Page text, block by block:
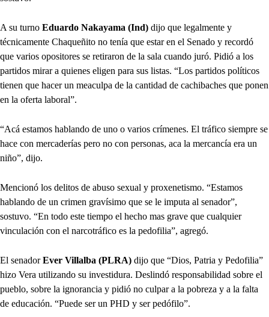
A su turno Eduardo Nakayama (Ind) dijo que legalmente y
técnicamente Chaqueñito no tenía que estar en el Senado y recordó
que varios opositores se retiraron de la sala cuando juró. Pidió a los
partidos mirar a quienes eligen para sus listas. “Los partidos políticos
tienen que hacer un meaculpa de la cantidad de cachibaches que ponen
en la oferta laboral”.
“Acá estamos hablando de uno o varios crímenes. El tráfico siempre se
hace con mercaderías pero no con personas, aca la mercancía era un
niño”, dijo.
Mencionó los delitos de abuso sexual y proxenetismo. “Estamos
hablando de un crimen gravísimo que se le imputa al senador”,
sostuvo. “En todo este tiempo el hecho mas grave que cualquier
vinculación con el narcotráfico es la pedofilia”, agregó.
El senadorEver Villalba (PLRA) dijo que “Dios, Patria y Pedofilia”
hizo Vera utilizando su investidura. Deslindó responsabilidad sobre el
pueblo, sobre la ignorancia y pidió no culpar a la pobreza y a la falta
de educación. “Puede ser un PHD y ser pedófilo”.